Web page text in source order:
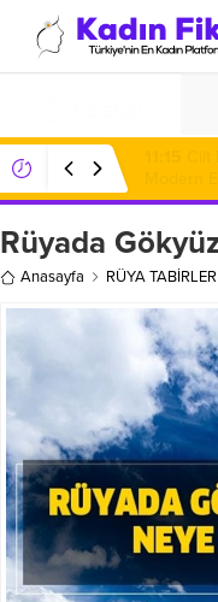
Rüyada
Anasayfa RÜYA TABİRLERİ